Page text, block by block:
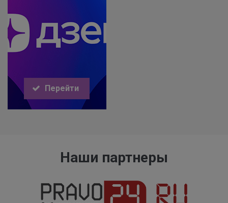
Перейти
Наши партнеры